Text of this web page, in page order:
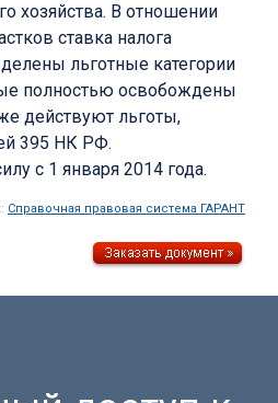
хозяйства. В отношении
ставка налога
льготные категории
полностью освобождены
действуют льготы,
395 НК РФ.
с 1 января 2014 года.
Справочная правовая система ГАРАНТ